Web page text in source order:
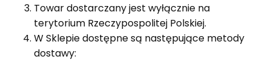
Towar dostarczany jest wyłącznie na
terytorium Rzeczypospolitej Polskiej.
W Sklepie dostępne są następujące metody
dostawy: